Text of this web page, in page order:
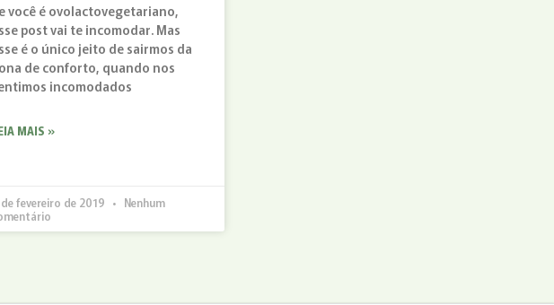
você é ovolactovegetariano,
post vai te incomodar. Mas
é o único jeito de sairmos da
de conforto, quando nos
incomodados
MAIS »
fevereiro de 2019
Nenhum